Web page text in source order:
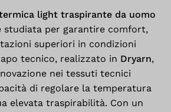
light traspirante da uomo
studiata per garantire comfort,
superiori in condizioni
tecnico, realizzato in Dryarn,
nei tessuti tecnici
di regolare la temperatura
elevata traspirabilità. Con un